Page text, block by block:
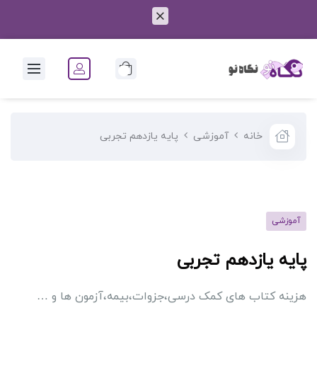
خانه آموزشی پایه یازدهم تجربی
آموزشی
پایه یازدهم تجربی
هزینه کتاب های کمک درسی،جزوات،بیمه،آزمون ها و …